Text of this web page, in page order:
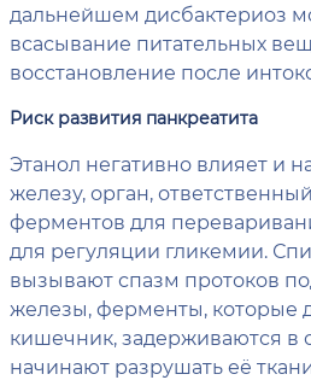
дальнейшем дисбактериоз
всасывание питательных
восстановление после
Риск развития панкреатита
Этанол негативно влияет и
железу, орган,
ферментов для
для регуляции гликемии.
вызывают спазм протоков
железы, ферменты, которые
кишечник, задерживаются в
начинают разрушать её